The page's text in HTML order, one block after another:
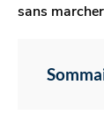
sans